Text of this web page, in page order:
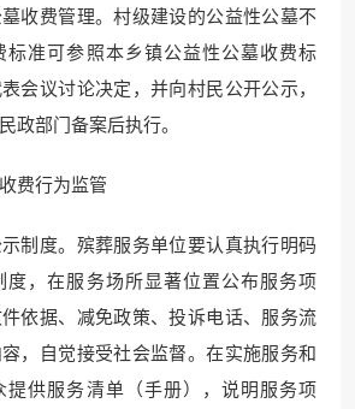
墓收费管理。村级建设的公益性公墓不
标准可参照本乡镇公益性公墓收费标
会议讨论决定，并向村民公开公示，
政部门备案后执行。
费行为监管
示制度。殡葬服务单位要认真执行明码
度，在服务场所显著位置公布服务项
依据、减免政策、投诉电话、服务流
，自觉接受社会监督。在实施服务和
提供服务清单（手册），说明服务项